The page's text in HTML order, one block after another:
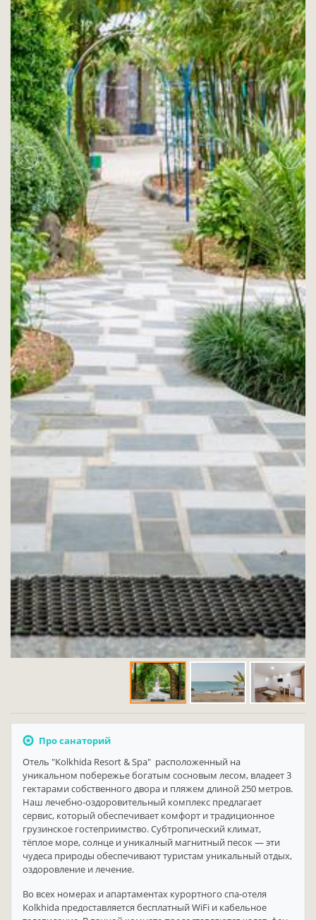
Про санаторий
Отель "Kolkhida Resort & Spa" расположенный на
уникальном побережье богатым сосновым лесом, владеет 3
гектарами собственного двора и пляжем длиной 250 метров.
Наш лечебно-оздоровительный комплекс предлагает
сервис, который обеспечивает комфорт и традиционное
грузинское гостеприимство. Субтропический климат,
тёплое море, солнце и уникалный магнитный песок — эти
чудеса природы обеспечивают туристам уникальный отдых,
оздоровление и лечение.
Во всех номерах и апартаментах курортного спа-отеля
Kolkhida предоставляется бесплатный WiFi и кабельное